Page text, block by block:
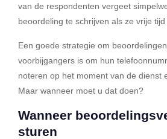
van de respondenten vergeet
beoordeling te schrijven als ze vrije tijd
Een goede strategie om
voorbijgangers is om hun
noteren op het moment van de dienst
Maar wanneer moet u dat doen?
Wanneer
sturen